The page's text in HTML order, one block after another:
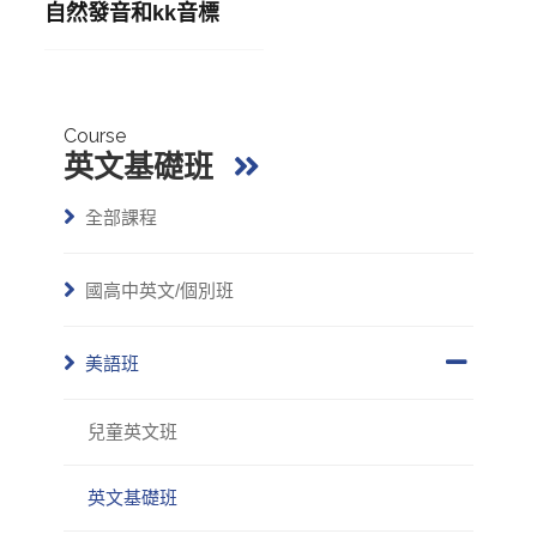
自然發音和kk音標
Course
英文基礎班
全部課程
國高中英文/個別班
美語班
兒童英文班
英文基礎班